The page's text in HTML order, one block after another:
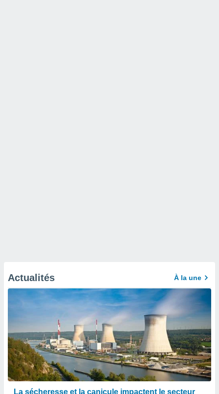
Actualités À la une
La sécheresse et la canicule impactent le secteur